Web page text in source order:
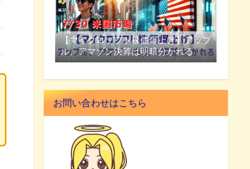
【マイクロソフト株価爆上げ】アップ
ル、アマゾン決算は明暗分かれる
お問い合わせはこちら